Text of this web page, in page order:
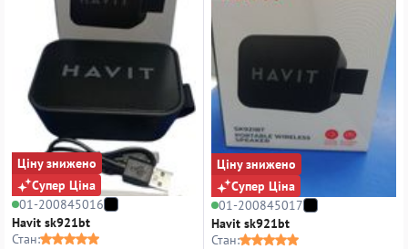
Ціну знижено
Супер Ціна
01-200845016
Havit sk921bt
Стан:
Ціну знижено
Супер Ціна
01-200845017
Havit sk921bt
Стан: